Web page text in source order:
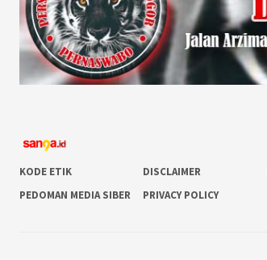
KODE ETIK DISCLAIMER
PEDOMAN MEDIA SIBER
PRIVACY POLICY